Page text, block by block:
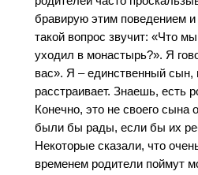
бравирую этим поведением
такой вопрос звучит: «Что
уходил в монастырь?». Я
вас». Я – единственный сын,
расстраивает. Знаешь, есть
Конечно, это не своего сына
были бы рады, если бы их
Некоторые сказали, что
временем родители поймут